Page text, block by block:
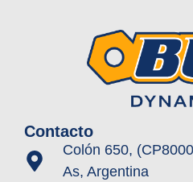
Contacto
Colón 650,
As, Argentina